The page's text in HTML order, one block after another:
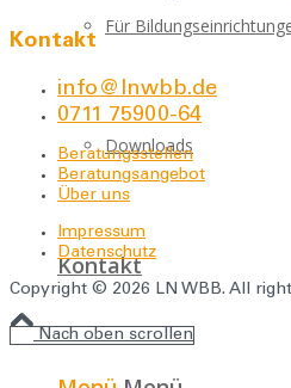
Für
Downloads
Kontakt
Kontakt
info@lnwbb.de
0711 75900-64
Beratungsstellen
Beratungsangebot
Über uns
Impressum
Datenschutz
Copyright © 2026 LN WBB. All
Nach oben scrollen